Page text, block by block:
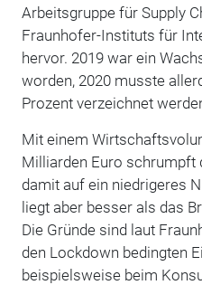
Arbeitsgruppe für Supply
Fraunhofer-Instituts für
hervor. 2019 war ein
worden, 2020 musste
Prozent verzeichnet
Mit einem
Milliarden Euro
damit auf ein niedrigeres
liegt aber besser als das
Die Gründe sind laut
den Lockdown bedingten
beispielsweise beim